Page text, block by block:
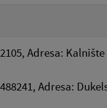
Adresa:
Adresa: